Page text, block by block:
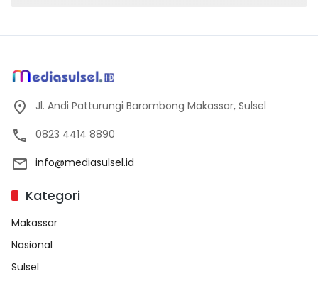
Jl. Andi Patturungi Barombong Makassar, Sulsel
0823 4414 8890
info@mediasulsel.id
Kategori
Makassar
Nasional
Sulsel